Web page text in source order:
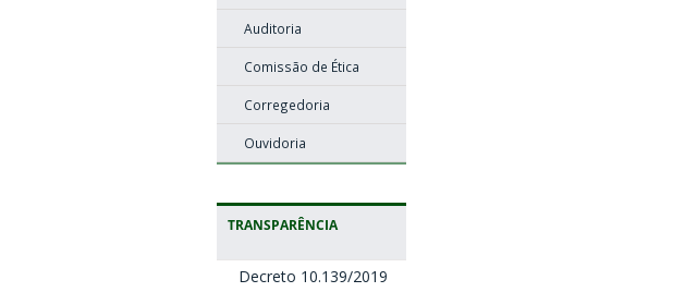
Auditoria
Comissão de Ética
Corregedoria
Ouvidoria
TRANSPARÊNCIA
Decreto 10.139/2019